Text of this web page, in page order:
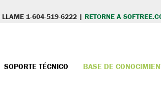
1-604-519-6222 | RETORNE A
SOPORTE TÉCNICO BASE DE